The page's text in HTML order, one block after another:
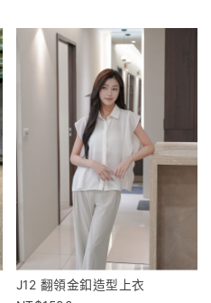
J12 翻領金釦造型上衣